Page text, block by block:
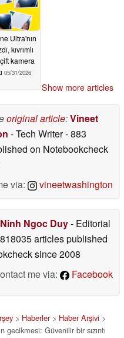
Ultra'nın
kıvrımlı
kamera
05/31/2026
Show more articles
original article:Vineet
- Tech Writer- 883
on Notebookcheck
via:
vineetwashington
Ninh Ngoc Duy- Editorial
articles published
since 2008
me via:
Facebook
> Haberler> Haber Arşivi >
gecikmesi: Güvenilir bir sızıntı